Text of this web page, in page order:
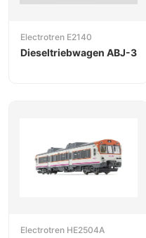
Electrotren E2140
Dieseltriebwagen ABJ-3
Electrotren HE2504A